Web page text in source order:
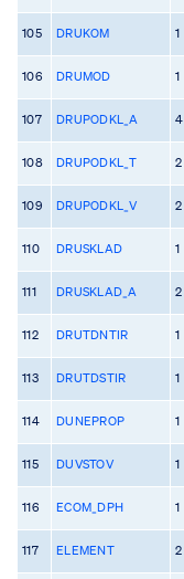
105 DRUKOM 1
106 DRUMOD 1
107 DRUPODKL_A 4
108 DRUPODKL_T 2
109 DRUPODKL_V 2
110 DRUSKLAD 1
111 DRUSKLAD_A 2
112 DRUTDNTIR 1
113 DRUTDSTIR 1
114 DUNEPROP 1
115 DUVSTOV 1
116 ECOM_DPH 1
117 ELEMENT 2